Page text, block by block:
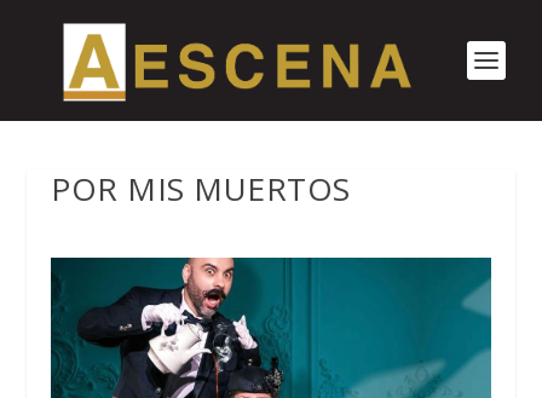
POR MIS MUERTOS